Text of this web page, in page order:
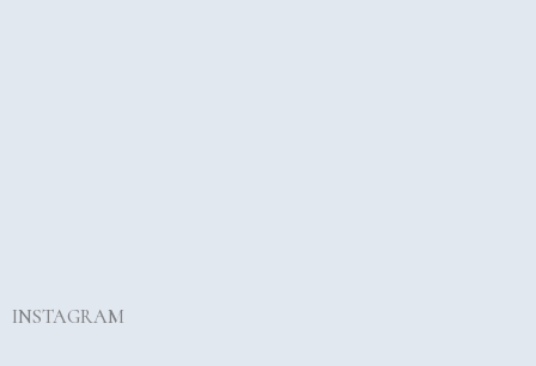
INSTAGRAM